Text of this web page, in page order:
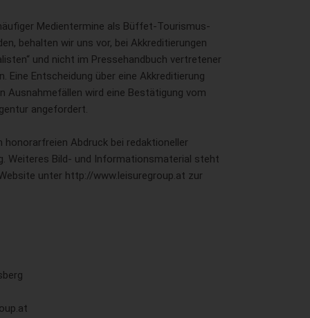
Medientermine als Büffet-Tourismus-
behalten wir uns vor, bei Akkreditierungen
und nicht im Pressehandbuch vertretener
Eine Entscheidung über eine Akkreditierung
Ausnahmefällen wird eine Bestätigung vom
angefordert.
Abdruck bei redaktioneller
Weiteres Bild- und Informationsmaterial steht
unter http://www.leisuregroup.at zur